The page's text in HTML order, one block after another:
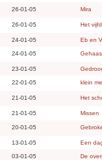
26-01-05 Mira
26-01-05 Het
24-01-05 Eb en
24-01-05
23-01-05
22-01-05 klein
21-01-05 Het
21-01-05 Missen
20-01-05
13-01-05 Een
03-01-05 De